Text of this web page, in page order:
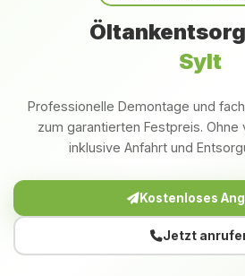
Sylt
Professionelle Demontage und
zum garantierten Festpreis.
inklusive Anfahrt und
Kostenloses
Jetzt